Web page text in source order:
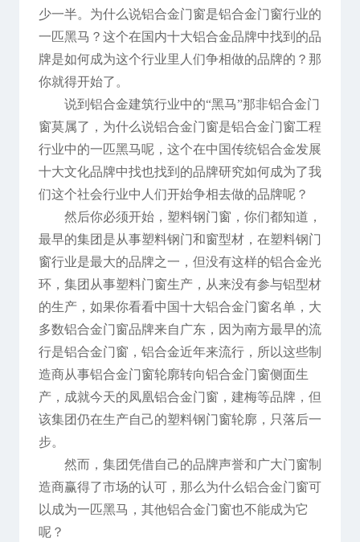
少一半。为什么说铝合金门窗是铝合金门窗行业的
一匹黑马？这个在国内十大铝合金品牌中找到的品
牌是如何成为这个行业里人们争相做的品牌的？那
你就得开始了。
说到铝合金建筑行业中的“黑马”那非铝合金门
窗莫属了，为什么说铝合金门窗是铝合金门窗工程
行业中的一匹黑马呢，这个在中国传统铝合金发展
十大文化品牌中找也找到的品牌研究如何成为了我
们这个社会行业中人们开始争相去做的品牌呢？
然后你必须开始，塑料钢门窗，你们都知道，
最早的集团是从事塑料钢门和窗型材，在塑料钢门
窗行业是最大的品牌之一，但没有这样的铝合金光
环，集团从事塑料门窗生产，从来没有参与铝型材
的生产，如果你看看中国十大铝合金门窗名单，大
多数铝合金门窗品牌来自广东，因为南方最早的流
行是铝合金门窗，铝合金近年来流行，所以这些制
造商从事铝合金门窗轮廓转向铝合金门窗侧面生
产，成就今天的凤凰铝合金门窗，建梅等品牌，但
该集团仍在生产自己的塑料钢门窗轮廓，只落后一
步。
然而，集团凭借自己的品牌声誉和广大门窗制
造商赢得了市场的认可，那么为什么铝合金门窗可
以成为一匹黑马，其他铝合金门窗也不能成为它
呢？